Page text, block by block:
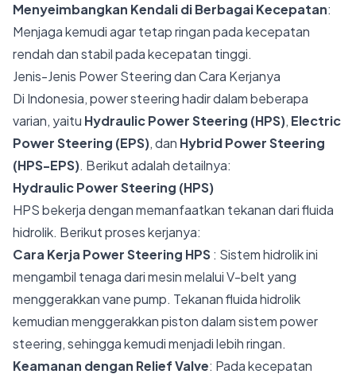
Menyeimbangkan Kendali di Berbagai Kecepatan:
Menjaga kemudi agar tetap ringan pada kecepatan
rendah dan stabil pada kecepatan tinggi.
Jenis-Jenis Power Steering dan Cara Kerjanya
Di Indonesia, power steering hadir dalam beberapa
varian, yaitu Hydraulic Power Steering (HPS), Electric
Power Steering (EPS), dan Hybrid Power Steering
(HPS-EPS). Berikut adalah detailnya:
Hydraulic Power Steering (HPS)
HPS bekerja dengan memanfaatkan tekanan dari fluida
hidrolik. Berikut proses kerjanya:
Cara Kerja Power Steering HPS: Sistem hidrolik ini
mengambil tenaga dari mesin melalui V-belt yang
menggerakkan vane pump. Tekanan fluida hidrolik
kemudian menggerakkan piston dalam sistem power
steering, sehingga kemudi menjadi lebih ringan.
Keamanan dengan Relief Valve: Pada kecepatan